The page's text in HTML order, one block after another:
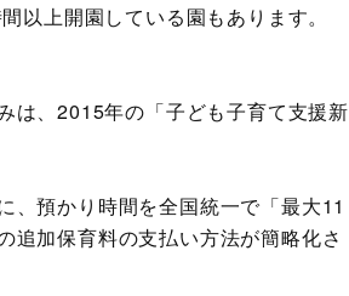
以上開園している園もあります。
は、2015年の「子ども子育て支援新
、預かり時間を全国統一で「最大11
追加保育料の支払い方法が簡略化さ